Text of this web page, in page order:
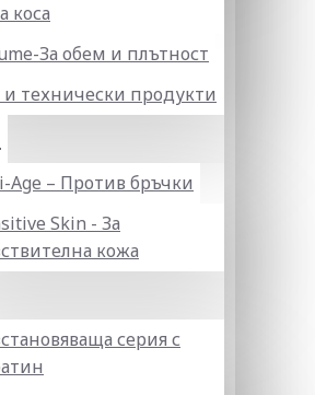
коса
За обем и плътност
и технически продукти
Age – Против бръчки
Skin - За
кожа
серия с